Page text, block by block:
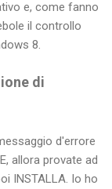
e, come fanno
il controllo
8.
di
d'errore
allora provate ad
INSTALLA. Io ho